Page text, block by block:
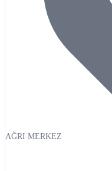
AĞRI MERKEZ